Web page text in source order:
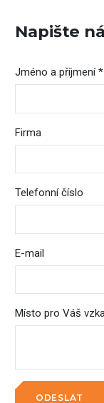
Napište
Jméno a příjmení *
Firma
Telefonní číslo
E-mail
Místo pro Váš